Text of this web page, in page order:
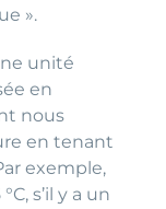
».
unité
en
nous
en tenant
exemple,
s’il y a un